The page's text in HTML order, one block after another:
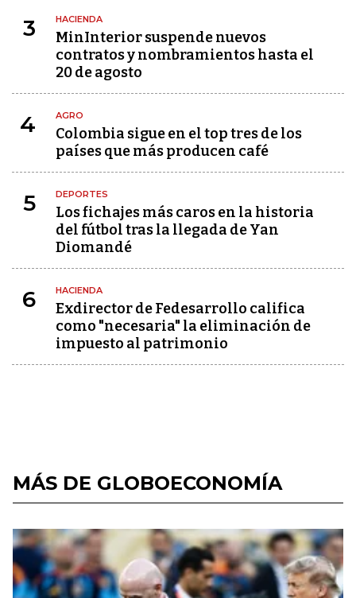
3 HACIENDA
MinInterior suspende nuevos
contratos y nombramientos hasta el
20 de agosto
4 AGRO
Colombia sigue en el top tres de los
países que más producen café
5 DEPORTES
Los fichajes más caros en la historia
del fútbol tras la llegada de Yan
Diomandé
6 HACIENDA
Exdirector de Fedesarrollo califica
como "necesaria" la eliminación de
impuesto al patrimonio
MÁS DE GLOBOECONOMÍA